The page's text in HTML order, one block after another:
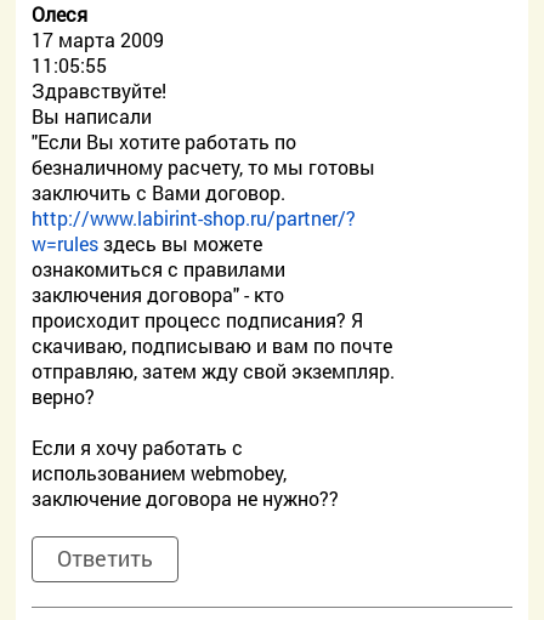
Олеся
17 марта 2009
11:05:55
Здравствуйте!
Вы написали
"Если Вы хотите работать по
безналичному расчету, то мы готовы
заключить с Вами договор.
http://www.labirint-shop.ru/partner/?
w=rulesздесь вы можете
ознакомиться с правилами
заключения договора" - кто
происходит процесс подписания? Я
скачиваю, подписываю и вам по почте
отправляю, затем жду свой экземпляр.
верно?
Если я хочу работать c
использованием webmobey,
заключение договора не нужно??
Ответить